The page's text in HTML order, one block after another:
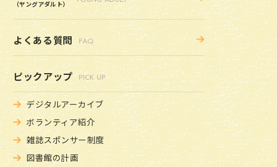
（ヤングアダルト）
よくある質問 FAQ
ピックアップ PICK UP
デジタルアーカイブ
ボランティア紹介
雑誌スポンサー制度
図書館の計画